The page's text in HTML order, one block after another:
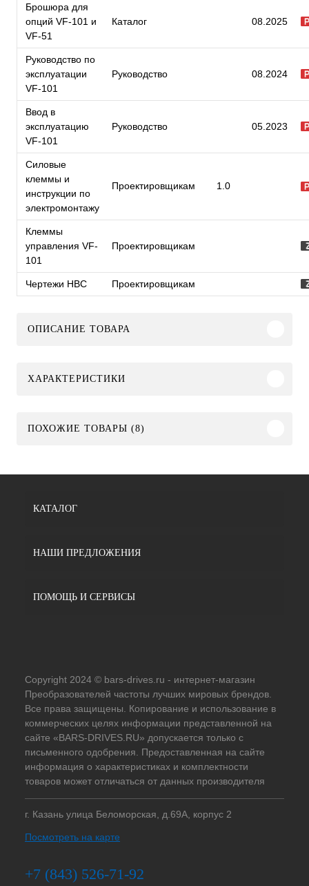
Брошюра для
опций VF-101 и
VF-51
Каталог 08.2025
Руководство по
эксплуатации
VF-101
Руководство 08.2024
Ввод в
эксплуатацию
VF-101
Руководство 05.2023
Силовые
клеммы и
инструкции по
электромонтажу
Проектировщикам 1.0
Клеммы
управления VF-
101
Проектировщикам
Чертежи HBC Проектировщикам
ОПИСАНИЕ ТОВАРА
ХАРАКТЕРИСТИКИ
ПОХОЖИЕ ТОВАРЫ (8)
КАТАЛОГ
НАШИ ПРЕДЛОЖЕНИЯ
ПОМОЩЬ И СЕРВИСЫ
Copyright 2024 © bars-drives.ru - интернет-магазин
Преобразователей частоты лучших мировых брендов.
Все права защищены. Копирование и использование в
коммерческих целях информации представленной на
сайте «BARS-DRIVES.RU» допускается только с
письменного одобрения. Предоставленная на сайте
информация о характеристиках и комплектности
товаров может отличаться от данных производителя
г. Казань улица Беломорская, д.69А, корпус 2
Посмотреть на карте
+7 (843) 526-71-92